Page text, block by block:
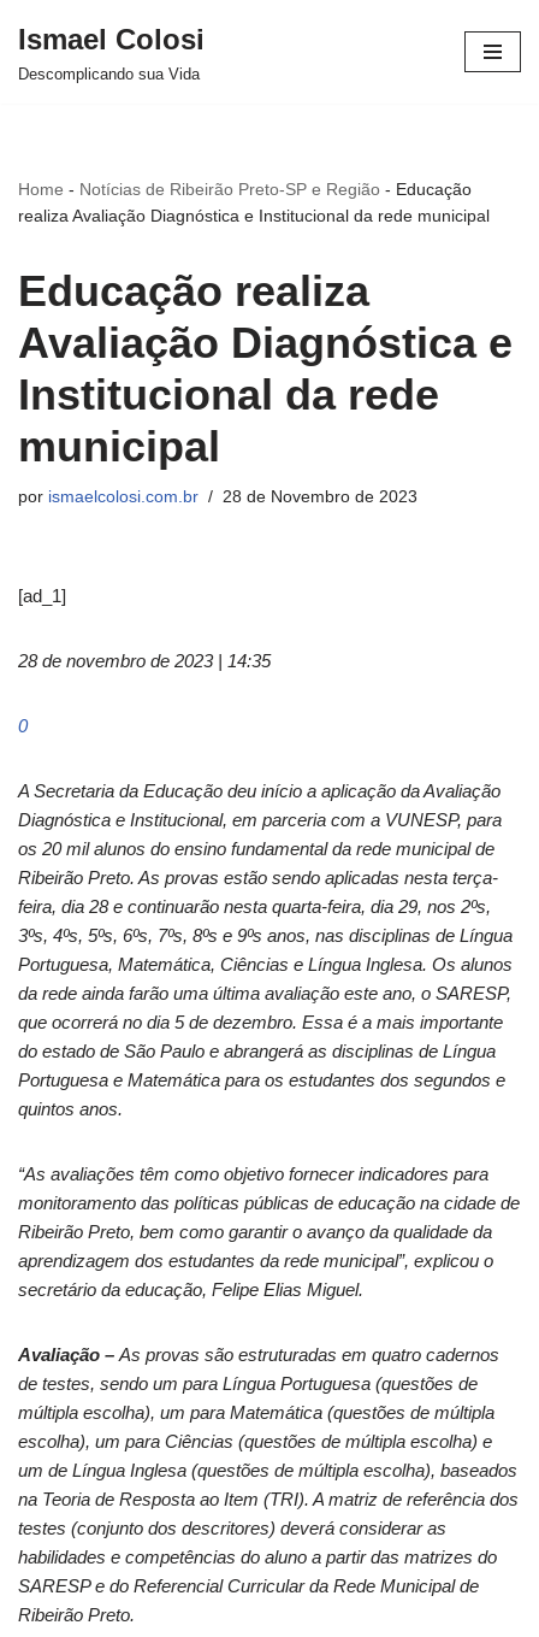
Avançar
Ismael Colosi
Descomplicando sua Vida
Home - Notícias de Ribeirão Preto-SP e Região - Educação
realiza Avaliação Diagnóstica e Institucional da rede municipal
Educação realiza
Avaliação Diagnóstica e
Institucional da rede
municipal
por ismaelcolosi.com.br 28 de Novembro de 2023
[ad_1]
28 de novembro de 2023 | 14:35
0
A Secretaria da Educação deu início a aplicação da Avaliação
Diagnóstica e Institucional, em parceria com a VUNESP, para
os 20 mil alunos do ensino fundamental da rede municipal de
Ribeirão Preto. As provas estão sendo aplicadas nesta terça-
feira, dia 28 e continuarão nesta quarta-feira, dia 29, nos 2ºs,
3ºs, 4ºs, 5ºs, 6ºs, 7ºs, 8ºs e 9ºs anos, nas disciplinas de Língua
Portuguesa, Matemática, Ciências e Língua Inglesa. Os alunos
da rede ainda farão uma última avaliação este ano, o SARESP,
que ocorrerá no dia 5 de dezembro. Essa é a mais importante
do estado de São Paulo e abrangerá as disciplinas de Língua
Portuguesa e Matemática para os estudantes dos segundos e
quintos anos.
“As avaliações têm como objetivo fornecer indicadores para
monitoramento das políticas públicas de educação na cidade de
Ribeirão Preto, bem como garantir o avanço da qualidade da
aprendizagem dos estudantes da rede municipal”, explicou o
secretário da educação, Felipe Elias Miguel.
Avaliação – As provas são estruturadas em quatro cadernos
de testes, sendo um para Língua Portuguesa (questões de
múltipla escolha), um para Matemática (questões de múltipla
escolha), um para Ciências (questões de múltipla escolha) e
um de Língua Inglesa (questões de múltipla escolha), baseados
na Teoria de Resposta ao Item (TRI). A matriz de referência dos
testes (conjunto dos descritores) deverá considerar as
habilidades e competências do aluno a partir das matrizes do
SARESP e do Referencial Curricular da Rede Municipal de
Ribeirão Preto.